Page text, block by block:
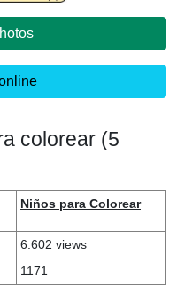
5 photos
colorear (5
Niños para Colorear
6.602 views
1171